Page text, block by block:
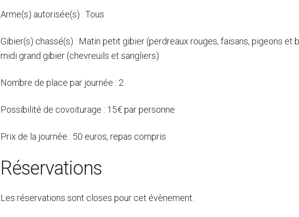
Arme(s) autorisée(s) : Tous
Gibier(s) chassé(s) : Matin petit gibier (perdreaux rouges, faisans, pigeons et
midi grand gibier (chevreuils et sangliers)
Nombre de place par journée : 2
Possibilité de covoiturage : 15€ par personne
Prix de la journée : 50 euros, repas compris
Réservations
Les réservations sont closes pour cet évènement.